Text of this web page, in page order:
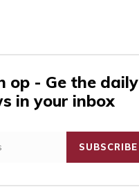
op - Ge the daily
in your inbox
SUBSCRIBE